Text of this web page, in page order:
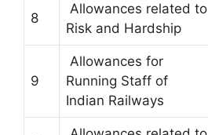
8
Allowances related to
Risk and Hardship
9
Allowances for
Running Staff of
Indian Railways